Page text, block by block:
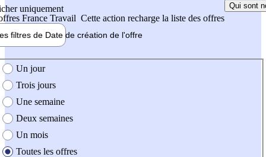
uniquement
France Travail Cette action recharge la liste des offres
Qui sont
filtres de Date de création de l'offre
création de l'offre
Un jour
Trois jours
Une semaine
Deux semaines
Un mois
Toutes les offres